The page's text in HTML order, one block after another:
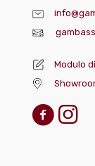
Modulo